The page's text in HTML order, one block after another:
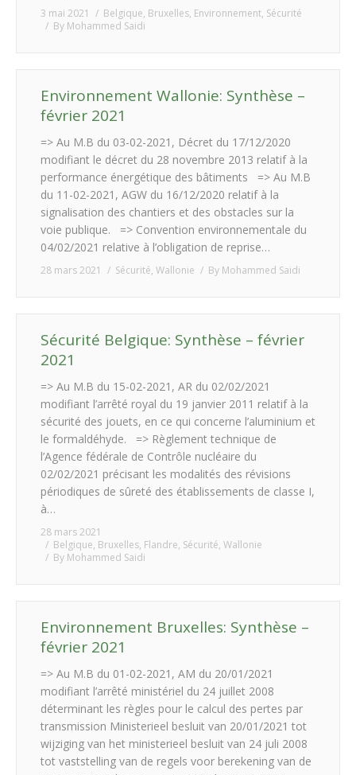
3 mai 2021 Belgique, Bruxelles, Environnement, Sécurité
By Mohammed Saidi
Environnement Wallonie: Synthèse –
février 2021
=> Au M.B du 03-02-2021, Décret du 17/12/2020
modifiant le décret du 28 novembre 2013 relatif à la
performance énergétique des bâtiments => Au M.B
du 11-02-2021, AGW du 16/12/2020 relatif à la
signalisation des chantiers et des obstacles sur la
voie publique. => Convention environnementale du
04/02/2021 relative à l’obligation de reprise…
28 mars 2021 Sécurité, Wallonie By Mohammed Saidi
Sécurité Belgique: Synthèse – février
2021
=> Au M.B du 15-02-2021, AR du 02/02/2021
modifiant l’arrêté royal du 19 janvier 2011 relatif à la
sécurité des jouets, en ce qui concerne l’aluminium et
le formaldéhyde. => Règlement technique de
l’Agence fédérale de Contrôle nucléaire du
02/02/2021 précisant les modalités des révisions
périodiques de sûreté des établissements de classe I,
à…
28 mars 2021
Belgique, Bruxelles, Flandre, Sécurité, Wallonie
By Mohammed Saidi
Environnement Bruxelles: Synthèse –
février 2021
=> Au M.B du 01-02-2021, AM du 20/01/2021
modifiant l’arrêté ministériel du 24 juillet 2008
déterminant les règles pour le calcul des pertes par
transmission Ministerieel besluit van 20/01/2021 tot
wijziging van het ministerieel besluit van 24 juli 2008
tot vaststelling van de regels voor berekening van de